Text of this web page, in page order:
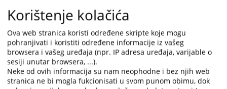
Korištenje kolačića
Ova web stranica koristi određene skripte koje mogu
pohranjivati i koristiti određene informacije iz vašeg
browsera i vašeg uređaja (npr. IP adresa uređaja, varijable o
sesiji unutar browsera, ...).
Neke od ovih informacija su nam neophodne i bez njih web
stranica ne bi mogla fukcionisati u svom punom obimu, dok